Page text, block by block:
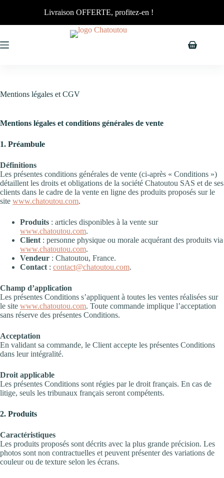
Livraison OFFERTE, profitez-en !
Mentions légales et CGV
Mentions légales et conditions générales de vente
1. Préambule
Définitions
Les présentes conditions générales de vente (ci-après « Conditions »)
détaillent les droits et obligations de la société Chatoutou SAS et de ses
clients dans le cadre de la vente en ligne des produits proposés sur le
site www.chatoutou.com.
Produits : articles disponibles à la vente sur
www.chatoutou.com.
Client : personne physique ou morale acquérant des produits via
www.chatoutou.com.
Vendeur : Chatoutou, France.
Contact : contact@chatoutou.com.
Champ d’application
Les présentes Conditions s’appliquent à toutes les ventes réalisées sur
le site www.chatoutou.com. Toute commande implique l’acceptation
sans réserve des présentes Conditions.
Acceptation
En validant sa commande, le Client accepte les présentes Conditions
dans leur intégralité.
Droit applicable
Les présentes Conditions sont régies par le droit français. En cas de
litige, seuls les tribunaux français seront compétents.
2. Produits
Caractéristiques
Les produits proposés sont décrits avec la plus grande précision. Les
photos sont non contractuelles et peuvent présenter des variations de
couleur ou de texture selon les écrans.